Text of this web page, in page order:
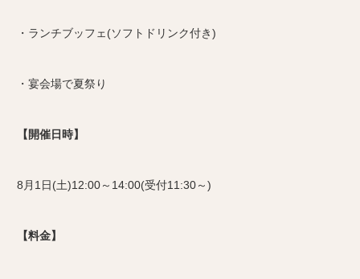
・ランチブッフェ(ソフトドリンク付き)
・宴会場で夏祭り
【開催日時】
8月1日(土)12:00～14:00(受付11:30～)
【料金】